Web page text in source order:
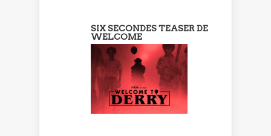
SIX SECONDES TEASER DE
WELCOME